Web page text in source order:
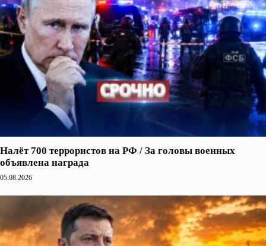
Налёт 700 террористов на РФ / За головы военных
объявлена награда
05.08.2026